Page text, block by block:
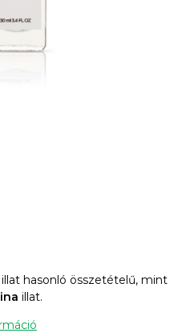
illat hasonló összetételű, mint
illat.